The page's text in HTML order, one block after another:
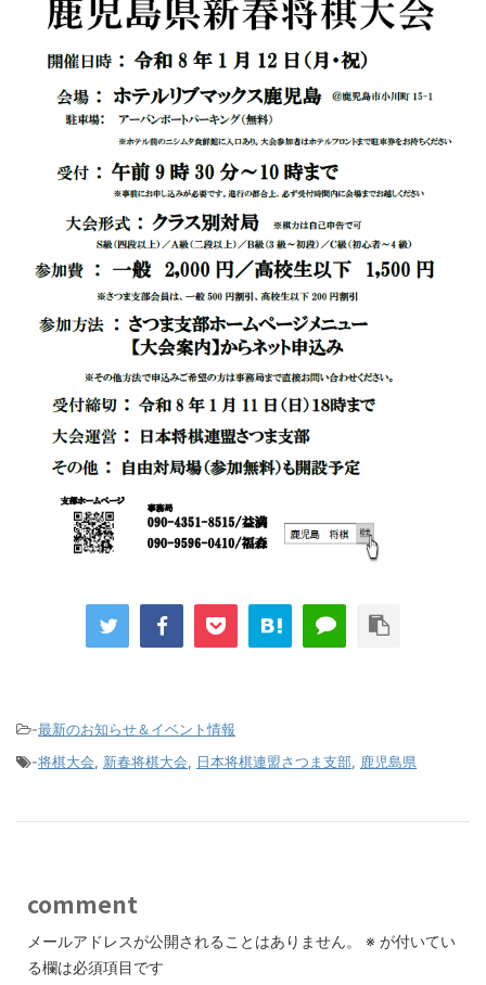
-最新のお知らせ＆イベント情報
-将棋大会, 新春将棋大会, 日本将棋連盟さつま支部, 鹿児島県
comment
メールアドレスが公開されることはありません。 ※ が付いてい
る欄は必須項目です